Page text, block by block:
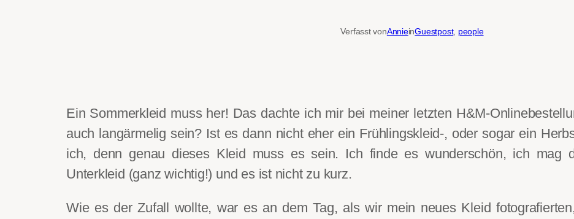
Verfasst vonAnnieinGuestpost, people
Ein Sommerkleid muss her! Das dachte ich mir bei meiner letzten H&M-
auch langärmelig sein? Ist es dann nicht eher ein Frühlingskleid-, oder sogar ein
ich, denn genau dieses Kleid muss es sein. Ich finde es wunderschön, ich mag
Unterkleid (ganz wichtig!) und es ist nicht zu kurz.
Wie es der Zufall wollte, war es an dem Tag, als wir mein neues Kleid